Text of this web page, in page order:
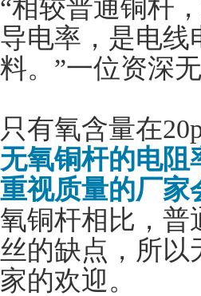
“相较普通铜杆
导电率，是电线
料。”一位资深
只有氧含量在
无氧铜杆的电阻
重视质量的厂家
氧铜杆相比，普
丝的缺点，所以
家的欢迎。